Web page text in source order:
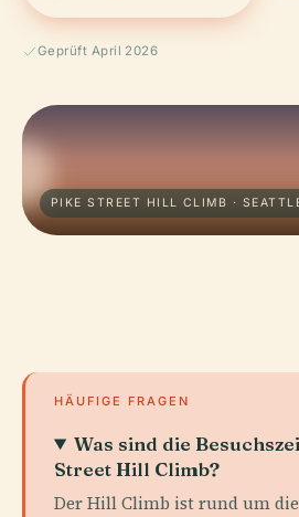
Geprüft April 2026
PIKE STREET HILL CLIMB ·
HÄUFIGE FRAGEN
Was sind die
Street Hill Climb?
Der Hill Climb ist rund um